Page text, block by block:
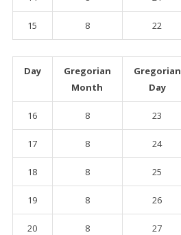
15 8 22
Day
Gregorian
Month
Gregorian
Day
16 8 23
17 8 24
18 8 25
19 8 26
20 8 27